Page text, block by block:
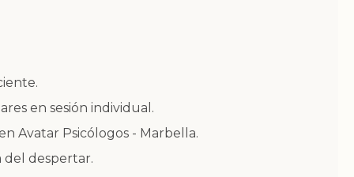
en sesión individual.
Avatar Psicólogos - Marbella.
del despertar.